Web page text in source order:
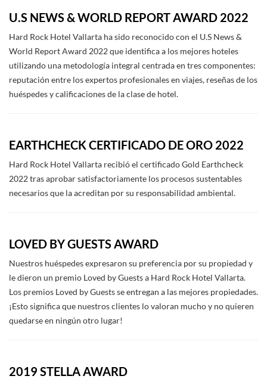
U.S NEWS & WORLD REPORT AWARD 2022
Hard Rock Hotel Vallarta ha sido reconocido con el U.S News &
World Report Award 2022 que identifica a los mejores hoteles
utilizando una metodología integral centrada en tres componentes:
reputación entre los expertos profesionales en viajes, reseñas de los
huéspedes y calificaciones de la clase de hotel.
EARTHCHECK CERTIFICADO DE ORO 2022
Hard Rock Hotel Vallarta recibió el certificado Gold Earthcheck
2022 tras aprobar satisfactoriamente los procesos sustentables
necesarios que la acreditan por su responsabilidad ambiental.
LOVED BY GUESTS AWARD
Nuestros huéspedes expresaron su preferencia por su propiedad y
le dieron un premio Loved by Guests a Hard Rock Hotel Vallarta.
Los premios Loved by Guests se entregan a las mejores propiedades.
¡Esto significa que nuestros clientes lo valoran mucho y no quieren
quedarse en ningún otro lugar!
2019 STELLA AWARD